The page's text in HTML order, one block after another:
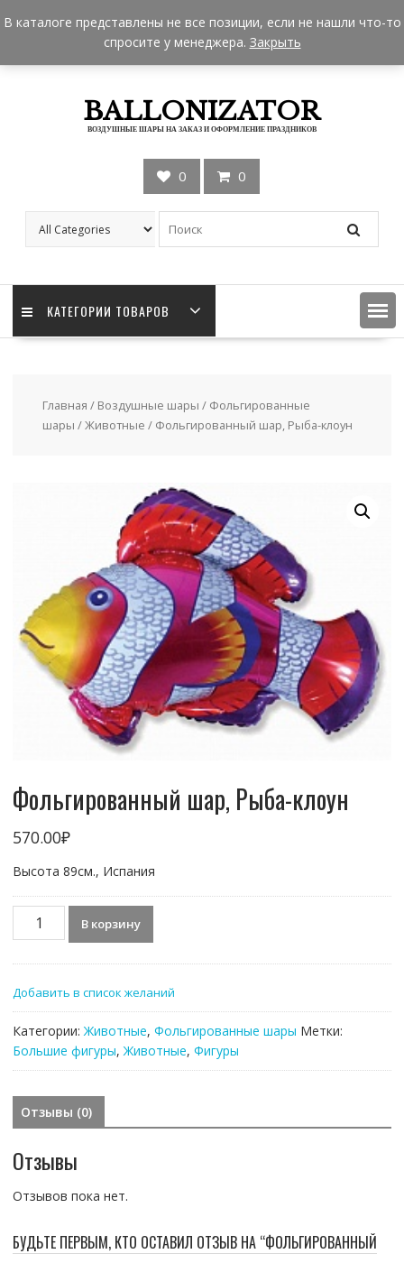
to
+7 962 957-18-50
zakaz@ballonizator.ru
Мы в Москве
Часы работы: 9:00 - 22:00
BALLONIZATOR
ВОЗДУШНЫЕ ШАРЫ НА ЗАКАЗ И ОФОРМЛЕНИЕ ПРАЗДНИКОВ
0 0
КАТЕГОРИИ ТОВАРОВ
Главная / Воздушные шары / Фольгированные
шары /Животные / Фольгированный шар, Рыба-клоун
Фольгированный шар, Рыба-клоун
570.00₽
Высота 89см., Испания
Количество
товара
Рыба-
клоун
В корзину
Добавить в список желаний
Категории: Животные, Фольгированные шары Метки:
Большие фигуры, Животные, Фигуры
Отзывы (0)
Отзывы
Отзывов пока нет.
БУДЬТЕ ПЕРВЫМ, КТО ОСТАВИЛ ОТЗЫВ НА “ФОЛЬГИРОВАННЫЙ
В каталоге представлены не все позиции, если не нашли что-то
спросите у менеджера. Закрыть